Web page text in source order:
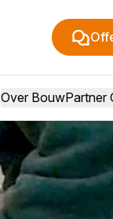
Over BouwPartner